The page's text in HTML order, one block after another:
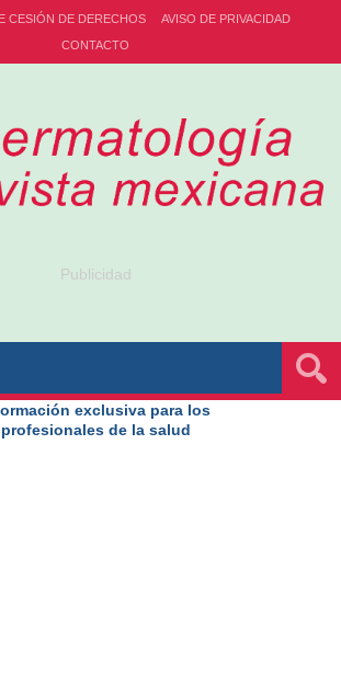
CESIÓN DE DERECHOS
AVISO DE PRIVACIDAD
CONTACTO
Publicidad
exclusiva para los
profesionales de la salud